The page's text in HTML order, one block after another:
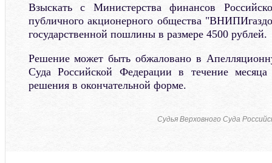
Взыскать с Министерства финансов
публичного акционерного общества
государственной пошлины в размере 4500 рублей.
Решение может быть обжаловано в
Суда Российской Федерации в течение
решения в окончательной форме.
Судья Верховного Суда